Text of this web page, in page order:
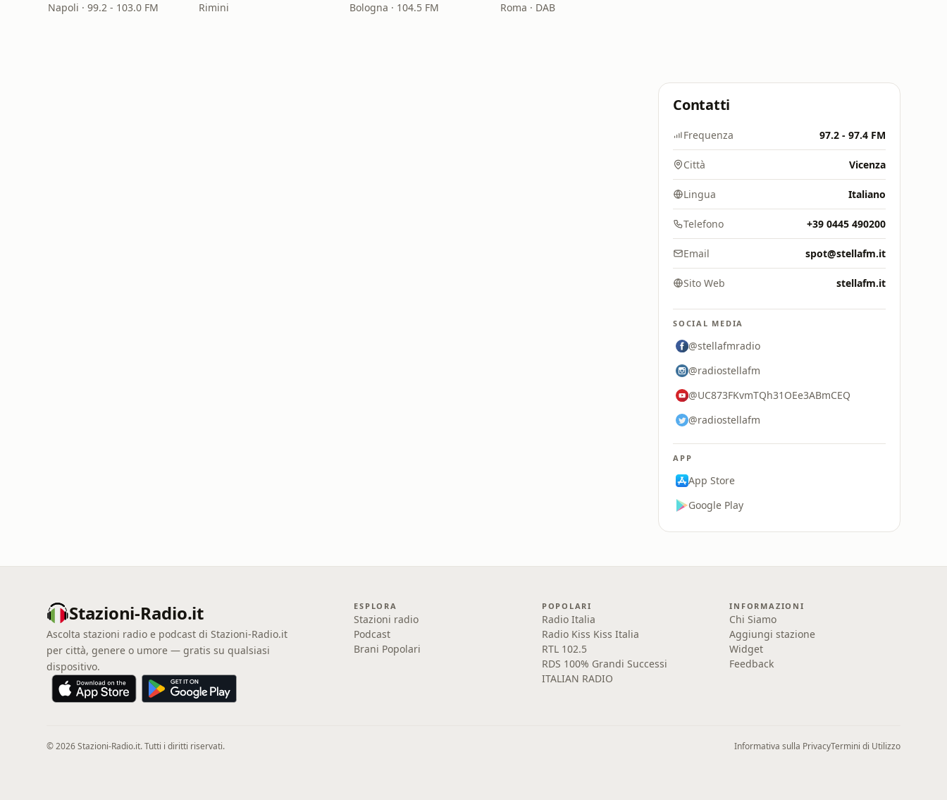
Napoli · 99.2 - 103.0 FM Rimini Bologna · 104.5 FM Roma · DAB
Contatti
Frequenza 97.2 - 97.4 FM
Città Vicenza
Lingua Italiano
Telefono +39 0445 490200
Email spot@stellafm.it
Sito Web stellafm.it
SOCIAL MEDIA
@stellafmradio
@radiostellafm
@UC873FKvmTQh31OEe3ABmCEQ
@radiostellafm
APP
App Store
Google Play
Stazioni-Radio.it
Ascolta stazioni radio e podcast di Stazioni-Radio.it
per città, genere o umore — gratis su qualsiasi
dispositivo.
ESPLORA
Stazioni radio
Podcast
Brani Popolari
POPOLARI
Radio Italia
Radio Kiss Kiss Italia
RTL 102.5
RDS 100% Grandi Successi
ITALIAN RADIO
INFORMAZIONI
Chi Siamo
Aggiungi stazione
Widget
Feedback
© 2026 Stazioni-Radio.it. Tutti i diritti riservati. Informativa sulla PrivacyTermini di Utilizzo